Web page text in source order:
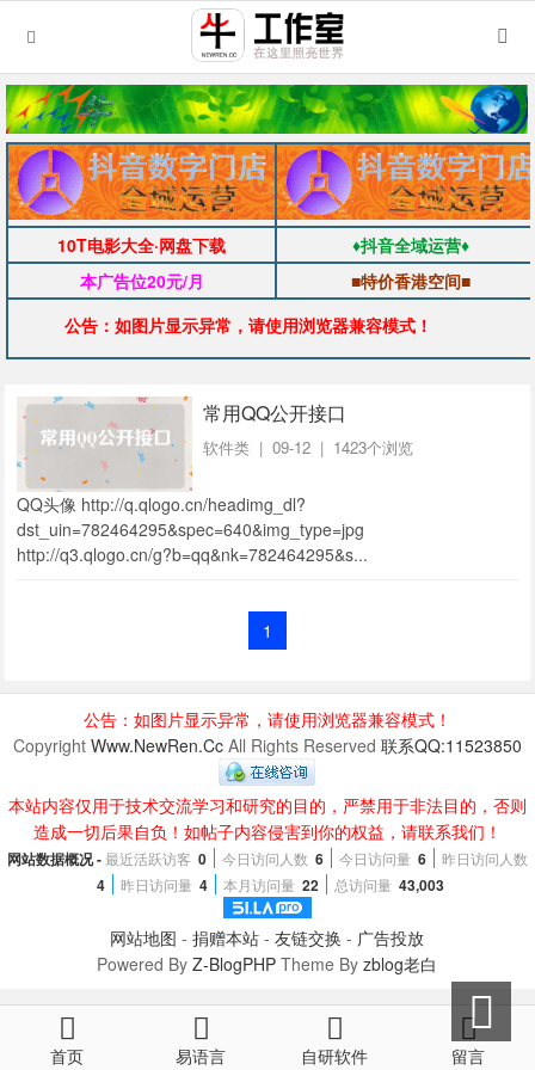
10T电影大全·网盘下载
♦抖音全域运营♦
本广告位20元/月
■特价香港空间■
公告：如图片显示异常，请使用浏览器兼容模式！
常用QQ公开接口
软件类| 09-12 | 1423个浏览
QQ头像 http://q.qlogo.cn/headimg_dl?
dst_uin=782464295&spec=640&img_type=jpg
http://q3.qlogo.cn/g?b=qq&nk=782464295&s...
1
公告：如图片显示异常，请使用浏览器兼容模式！
Copyright Www.NewRen.CcAll Rights Reserved 联系QQ:11523850
本站内容仅用于技术交流学习和研究的目的，严禁用于非法目的，否则
造成一切后果自负！如帖子内容侵害到你的权益，请联系我们！
网站数据概况 -最近活跃访客 0 今日访问人数 6 今日访问量 6 昨日访问人数
4 昨日访问量 4 本月访问量 22 总访问量 43,003
网站地图 -捐赠本站 -友链交换 - 广告投放
Powered ByZ-BlogPHP Theme Byzblog老白
首页 易语言 自研软件 留言